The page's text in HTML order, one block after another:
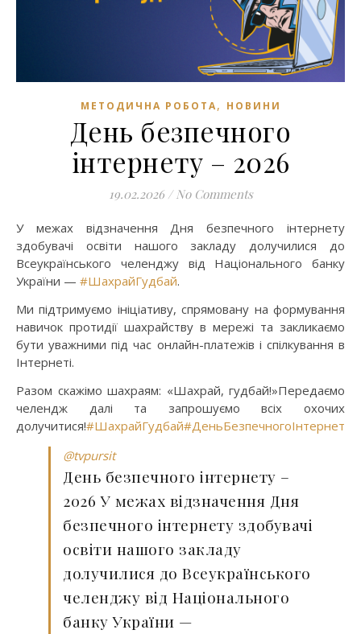
МЕТОДИЧНА РОБОТА, НОВИНИ
День безпечного
інтернету – 2026
19.02.2026 / No Comments
У межах відзначення Дня безпечного інтернету
здобувачі освіти нашого закладу долучилися до
Всеукраїнського челенджу від Національного банку
України — #ШахрайГудбай.
Ми підтримуємо ініціативу, спрямовану на формування
навичок протидії шахрайству в мережі та закликаємо
бути уважними під час онлайн-платежів і спілкування в
Інтернеті.
Разом скажімо шахраям: «Шахрай, гудбай!»Передаємо
челендж далі та запрошуємо всіх охочих
долучитися!#ШахрайГудбай
@tvpursit
День безпечного інтернету –
2026 У межах відзначення Дня
безпечного інтернету здобувачі
освіти нашого закладу
долучилися до Всеукраїнського
челенджу від Національного
банку України —